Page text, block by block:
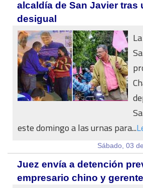
alcaldía de San Javier tras
desigual
este domingo a las urnas para...
Sábado, 03
Juez envía a detención
empresario chino y